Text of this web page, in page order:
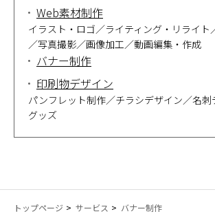
Web素材制作
イラスト・ロゴ／ライティング・リライト
／写真撮影／画像加工／動画編集・作成
バナー制作
印刷物デザイン
パンフレット制作／チラシデザイン／名刺
グッズ
トップページ サービス バナー制作